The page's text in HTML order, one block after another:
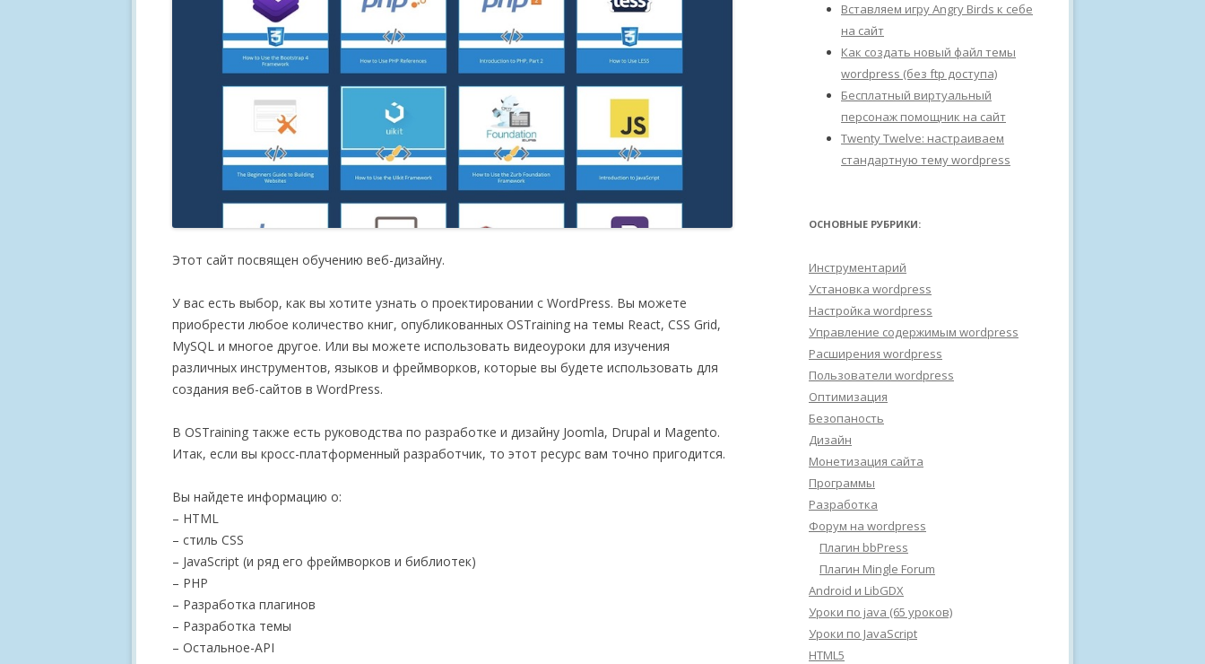
Этот сайт посвящен обучению веб-дизайну.
У вас есть выбор, как вы хотите узнать о проектировании с WordPress. Вы можете
приобрести любое количество книг, опубликованных OSTraining на темы React, CSS Grid,
MySQL и многое другое. Или вы можете использовать видеоуроки для изучения
различных инструментов, языков и фреймворков, которые вы будете использовать для
создания веб-сайтов в WordPress.
В OSTraining также есть руководства по разработке и дизайну Joomla, Drupal и Magento.
Итак, если вы кросс-платформенный разработчик, то этот ресурс вам точно пригодится.
Вы найдете информацию о:
– HTML
– стиль CSS
– JavaScript (и ряд его фреймворков и библиотек)
– РНР
– Разработка плагинов
– Разработка темы
– Остальное-API
Вставляем игру Angry Birds к себе
на сайт
Как создать новый файл темы
wordpress (без ftp доступа)
Бесплатный виртуальный
персонаж помощник на сайт
Twenty Twelve: настраиваем
стандартную тему wordpress
ОСНОВНЫЕ РУБРИКИ:
Инструментарий
Установка wordpress
Настройка wordpress
Управление содержимым wordpress
Расширения wordpress
Пользователи wordpress
Оптимизация
Безопаность
Дизайн
Монетизация сайта
Программы
Разработка
Форум на wordpress
Плагин bbPress
Плагин Mingle Forum
Android и LibGDX
Уроки по java (65 уроков)
Уроки по JavaScript
HTML5